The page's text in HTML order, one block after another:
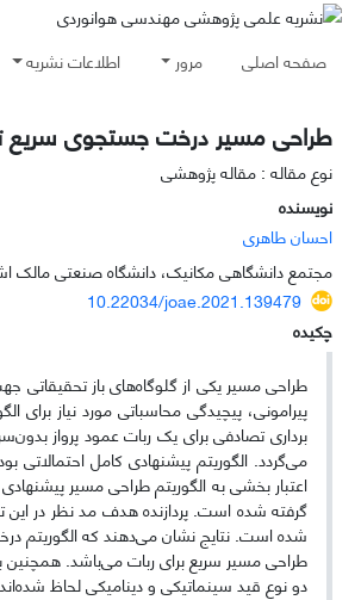
صفحه اصلی مرور اطلاعات نشریه
طراحی مسیر درخت جستجوی سریع
نوع مقاله : مقاله پژوهشی
نویسنده
احسان طاهری
مجتمع دانشگاهی مکانیک، دانشگاه صنعتی مالک
10.22034/joae.2021.139479
چکیده
طراحی مسیر یکی از گلوگاه‌های باز
می‌گردد. الگوریتم پیشنهادی کامل
شده است. نتایج نشان می‌دهند که الگوریتم
طراحی مسیر سریع برای ربات می‌باشد. همچنین
دو نوع قید سینماتیکی و دینامیکی لحاظ